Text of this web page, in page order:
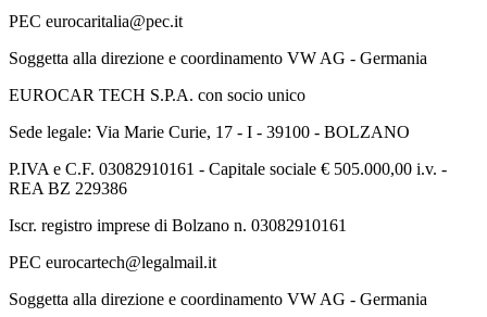
PEC eurocaritalia@pec.it
Soggetta alla direzione e coordinamento VW AG - Germania
EUROCAR TECH S.P.A. con socio unico
Sede legale: Via Marie Curie, 17 - I - 39100 - BOLZANO
P.IVA e C.F. 03082910161 - Capitale sociale € 505.000,00 i.v. -
REA BZ 229386
Iscr. registro imprese di Bolzano n. 03082910161
PEC eurocartech@legalmail.it
Soggetta alla direzione e coordinamento VW AG - Germania